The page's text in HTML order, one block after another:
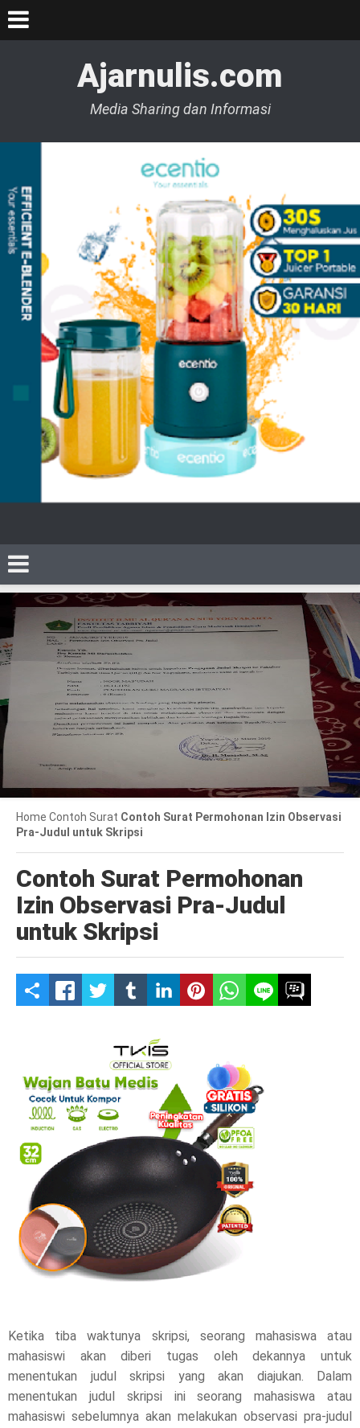
Ajarnulis.com
Media Sharing dan Informasi
Home Contoh Surat Contoh Surat Permohonan Izin Observasi
Pra-Judul untuk Skripsi
Contoh Surat Permohonan
Izin Observasi Pra-Judul
untuk Skripsi
S
t
s
s
t
Ketika tiba waktunya skripsi, seorang mahasiswa atau
mahasiswi akan diberi tugas oleh dekannya untuk
menentukan judul skripsi yang akan diajukan. Dalam
menentukan judul skripsi ini seorang mahasiswa atau
mahasiswi sebelumnya akan melakukan observasi pra-judul